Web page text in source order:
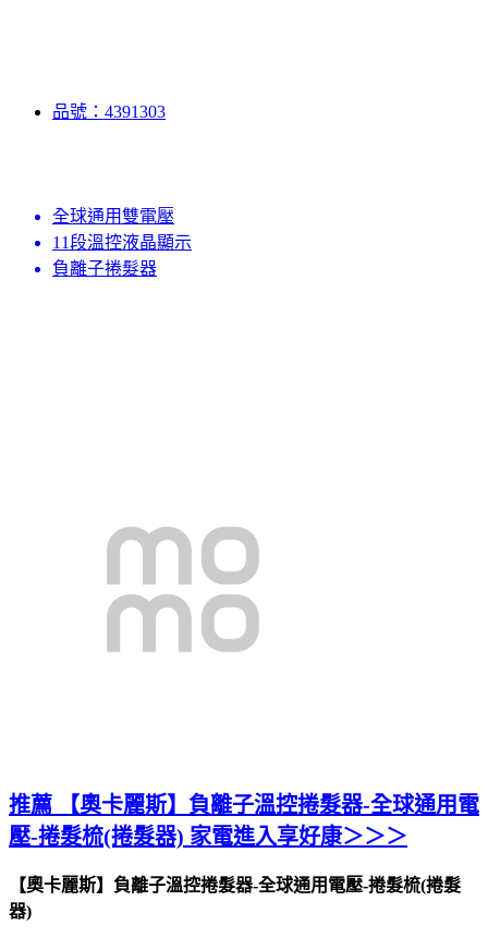
品號：4391303
全球通用雙電壓
11段溫控液晶顯示
負離子捲髮器
推薦 【奧卡麗斯】負離子溫控捲髮器-全球通用電
壓-捲髮梳(捲髮器) 家電進入享好康＞＞＞
【奧卡麗斯】負離子溫控捲髮器-全球通用電壓-捲髮梳(捲髮
器)